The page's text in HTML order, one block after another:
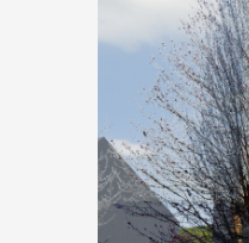
Bestaande bouw
Internationaal
Nieuwbouw
Bedrijfsaanbod